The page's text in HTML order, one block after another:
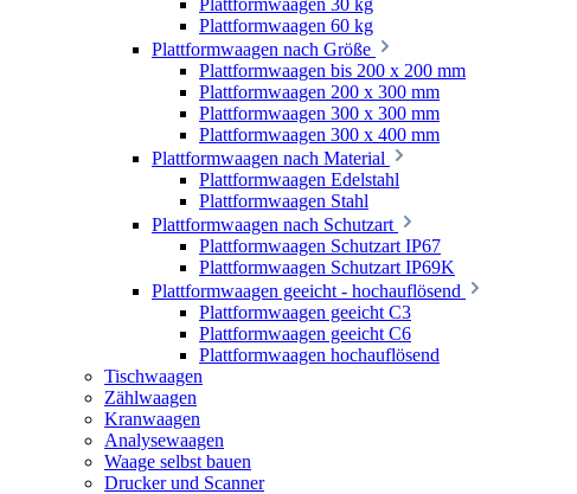
Plattformwaagen 60 kg
Plattformwaagen nach Größe
Plattformwaagen bis 200 x 200 mm
Plattformwaagen 200 x 300 mm
Plattformwaagen 300 x 300 mm
Plattformwaagen 300 x 400 mm
Plattformwaagen nach Material
Plattformwaagen Edelstahl
Plattformwaagen Stahl
Plattformwaagen nach Schutzart
Plattformwaagen Schutzart IP67
Plattformwaagen Schutzart IP69K
Plattformwaagen geeicht - hochauflösend
Plattformwaagen geeicht C3
Plattformwaagen geeicht C6
Plattformwaagen hochauflösend
Tischwaagen
Zählwaagen
Kranwaagen
Analysewaagen
Waage selbst bauen
Drucker und Scanner